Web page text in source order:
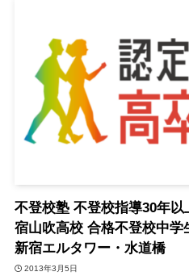
不登校塾 不登校指導30年
宿山吹高校 合格不登校中
新宿エルタワー・水道橋
2013年3月5日